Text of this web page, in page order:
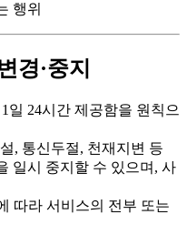
행위
경·중지
일 24시간 제공함을 원칙으
, 통신두절, 천재지변 등
일시 중지할 수 있으며, 사
따라 서비스의 전부 또는